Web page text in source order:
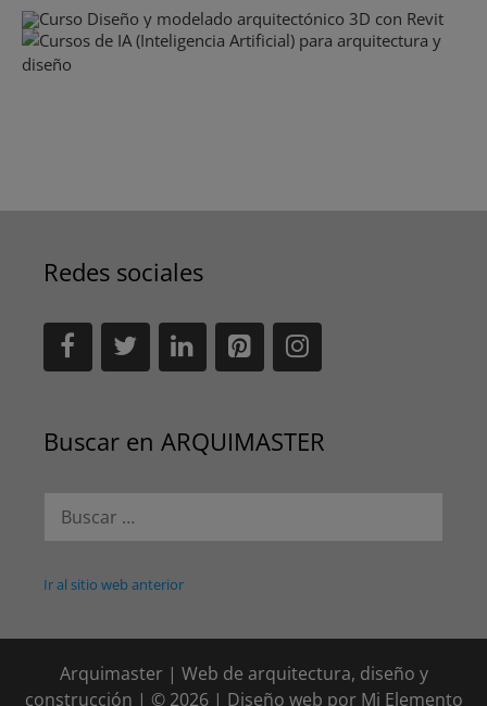
Redes sociales
Buscar en ARQUIMASTER
Ir al sitio web anterior
Arquimaster | Web de arquitectura, diseño y
construcción | © 2026 | Diseño web por Mi Elemento